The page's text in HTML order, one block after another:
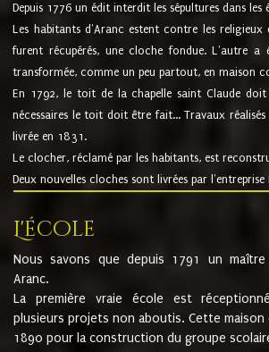
Depuis 1776 un édit interdit les sépultures dans les
Les habitants d'Aranc estent contre les
furent récupérés, une cloche fondue. L'autre a
transformée, comme un peu partout, en maison
En 1792, le toit de la chapelle saint Claude doit
nécessaires le toit doit être fait... Travaux
livrée en 1831.
Le clocher, réclamé par les habitants, est
Deux nouvelles cloches sont livrées par l'entreprise
L'école
Nous savons que depuis 1791 un
Aranc.
La première vraie école est
plusieurs projets non aboutis. Cette
1890 pour la construction du groupe